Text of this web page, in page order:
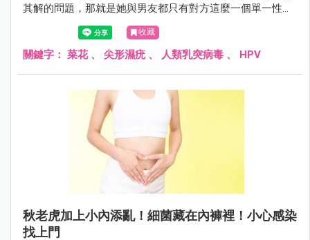
其解的問題，那就是她與男友都只有對方這麼一個單一性伴
侶，可是男友卻沒有中獎的跡象，她很擔憂男友會質疑她的
清白，不知道該怎麼解釋才好，因此至今都對男友隱瞞感染
的事情……
收藏
關鍵字： 菜花、 尖形濕疣、 人類乳突病毒 、 HPV
秋老虎加上小內添亂！細菌藏在內褲裡！小心感染
找上門